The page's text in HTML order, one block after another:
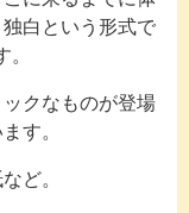
白という形式で
クなものが登場
す。
ど。